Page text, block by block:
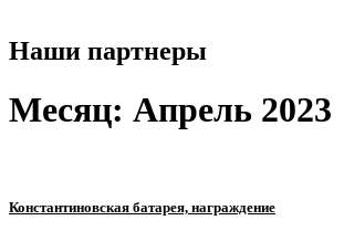
Наши партнеры
Месяц: Апрель 2023
Константиновская батарея, награждение